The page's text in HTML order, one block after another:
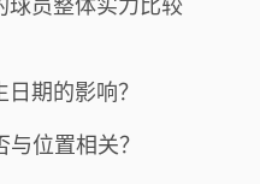
球员整体实力比较
期的影响？
位置相关？